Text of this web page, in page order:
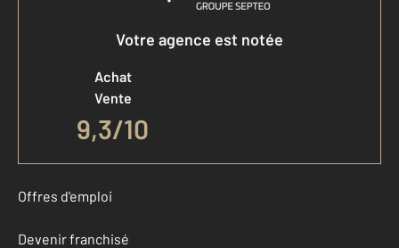
Votre agence est notée
Achat
Vente
9,3/10
Offres d'emploi
Devenir franchisé